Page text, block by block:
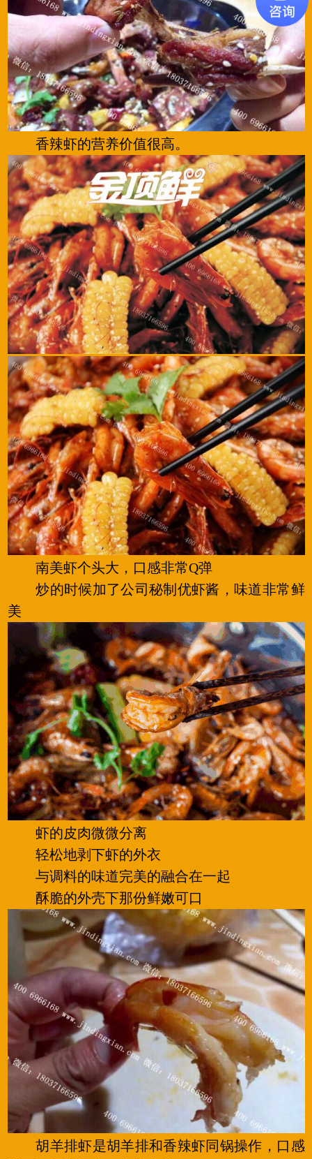
香辣虾的营养价值很高。
南美虾个头大，口感非常Q弹
炒的时候加了公司秘制优虾酱，味道非常鲜
美
虾的皮肉微微分离
轻松地剥下虾的外衣
与调料的味道完美的融合在一起
酥脆的外壳下那份鲜嫩可口
胡羊排虾是胡羊排和香辣虾同锅操作，口感